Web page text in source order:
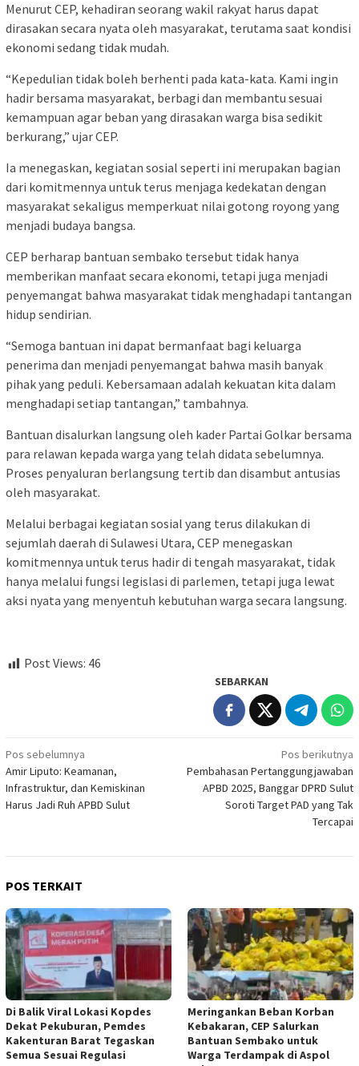
Menurut CEP, kehadiran seorang wakil rakyat harus dapat
dirasakan secara nyata oleh masyarakat, terutama saat kondisi
ekonomi sedang tidak mudah.
“Kepedulian tidak boleh berhenti pada kata-kata. Kami ingin
hadir bersama masyarakat, berbagi dan membantu sesuai
kemampuan agar beban yang dirasakan warga bisa sedikit
berkurang,” ujar CEP.
Ia menegaskan, kegiatan sosial seperti ini merupakan bagian
dari komitmennya untuk terus menjaga kedekatan dengan
masyarakat sekaligus memperkuat nilai gotong royong yang
menjadi budaya bangsa.
CEP berharap bantuan sembako tersebut tidak hanya
memberikan manfaat secara ekonomi, tetapi juga menjadi
penyemangat bahwa masyarakat tidak menghadapi tantangan
hidup sendirian.
“Semoga bantuan ini dapat bermanfaat bagi keluarga
penerima dan menjadi penyemangat bahwa masih banyak
pihak yang peduli. Kebersamaan adalah kekuatan kita dalam
menghadapi setiap tantangan,” tambahnya.
Bantuan disalurkan langsung oleh kader Partai Golkar bersama
para relawan kepada warga yang telah didata sebelumnya.
Proses penyaluran berlangsung tertib dan disambut antusias
oleh masyarakat.
Melalui berbagai kegiatan sosial yang terus dilakukan di
sejumlah daerah di Sulawesi Utara, CEP menegaskan
komitmennya untuk terus hadir di tengah masyarakat, tidak
hanya melalui fungsi legislasi di parlemen, tetapi juga lewat
aksi nyata yang menyentuh kebutuhan warga secara langsung.
Post Views: 46
SEBARKAN
Navigasi
pos
Pos sebelumnya
Amir Liputo: Keamanan,
Infrastruktur, dan Kemiskinan
Harus Jadi Ruh APBD Sulut
Pos berikutnya
Pembahasan Pertanggungjawaban
APBD 2025, Banggar DPRD Sulut
Soroti Target PAD yang Tak
Tercapai
POS TERKAIT
Di Balik Viral Lokasi Kopdes
Dekat Pekuburan, Pemdes
Kakenturan Barat Tegaskan
Semua Sesuai Regulasi
Meringankan Beban Korban
Kebakaran, CEP Salurkan
Bantuan Sembako untuk
Warga Terdampak di Aspol